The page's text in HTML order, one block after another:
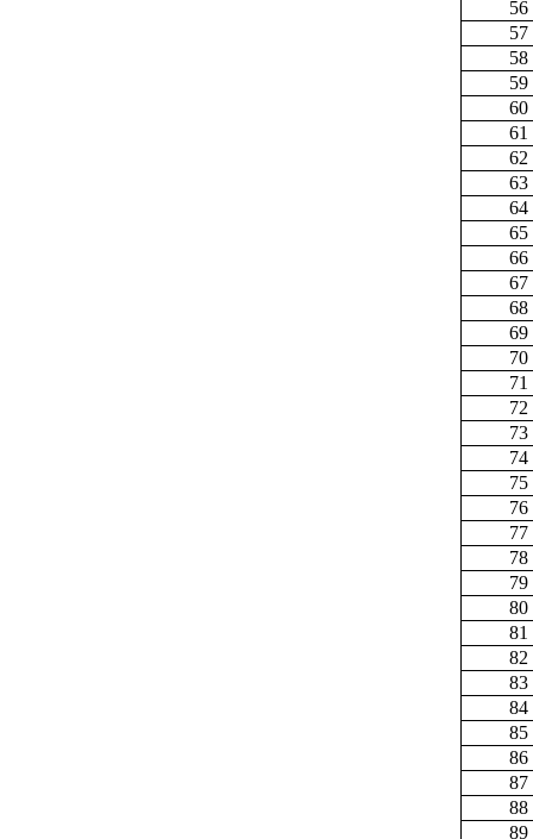
56
57
58
59
60
61
62
63
64
65
66
67
68
69
70
71
72
73
74
75
76
77
78
79
80
81
82
83
84
85
86
87
88
89